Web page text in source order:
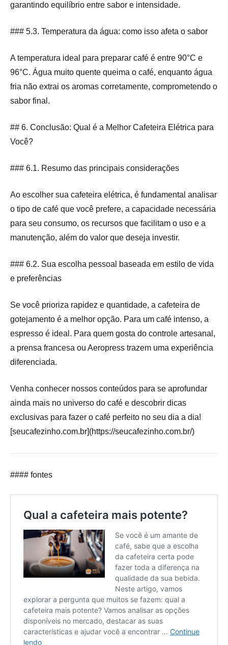
garantindo equilíbrio entre sabor e intensidade.
### 5.3. Temperatura da água: como isso afeta o sabor
A temperatura ideal para preparar café é entre 90°C e
96°C. Água muito quente queima o café, enquanto água
fria não extrai os aromas corretamente, comprometendo o
sabor final.
## 6. Conclusão: Qual é a Melhor Cafeteira Elétrica para
Você?
### 6.1. Resumo das principais considerações
Ao escolher sua cafeteira elétrica, é fundamental analisar
o tipo de café que você prefere, a capacidade necessária
para seu consumo, os recursos que facilitam o uso e a
manutenção, além do valor que deseja investir.
### 6.2. Sua escolha pessoal baseada em estilo de vida
e preferências
Se você prioriza rapidez e quantidade, a cafeteira de
gotejamento é a melhor opção. Para um café intenso, a
espresso é ideal. Para quem gosta do controle artesanal,
a prensa francesa ou Aeropress trazem uma experiência
diferenciada.
Venha conhecer nossos conteúdos para se aprofundar
ainda mais no universo do café e descobrir dicas
exclusivas para fazer o café perfeito no seu dia a dia!
[seucafezinho.com.br](https://seucafezinho.com.br/)
#### fontes